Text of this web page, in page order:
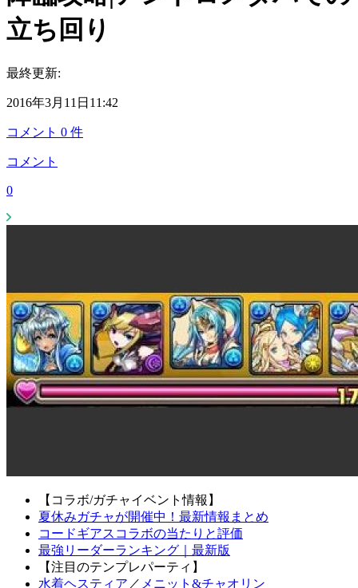
立ち回り
最終更新:
2016年3月11日11:42
コメント 0 件
コメント
0
【コラボ/ガチャイベント情報】
夏休みガチャが開催中！最新情報まとめ
コードギアスコラボの当たりと評価
最強リーダーランキング｜最新版
【注目のテンプレパーティ】
水着ヘスティア ／ メニット&チャオリン